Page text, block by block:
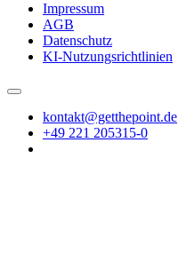
Impressum
AGB
Datenschutz
KI-Nutzungsrichtlinien
kontakt@getthepoint.de
+49 221 205315-0